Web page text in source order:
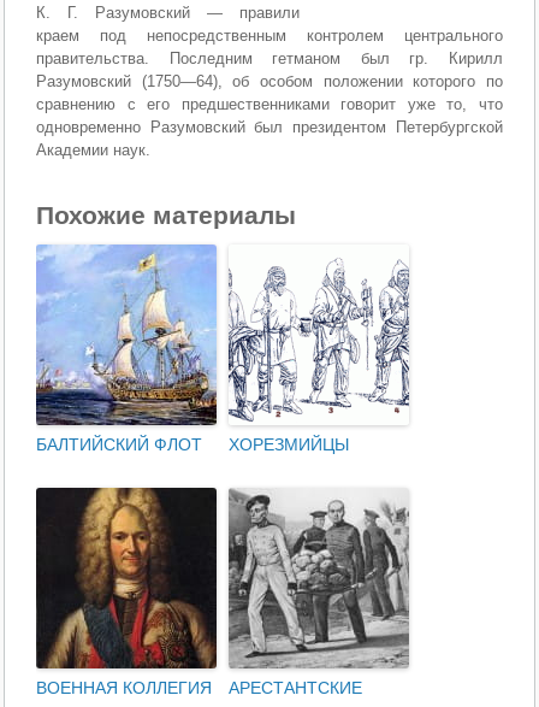
К. Г. Разумовский — правили
краем под непосредственным контролем центрального
правительства. Последним гетманом был гр. Кирилл
Разумовский (1750—64), об особом положении которого по
сравнению с его предшественниками говорит уже то, что
одновременно Разумовский был президентом Петербургской
Академии наук.
Похожие материалы
БАЛТИЙСКИЙ ФЛОТ ХОРЕЗМИЙЦЫ
ВОЕННАЯ КОЛЛЕГИЯ
АРЕСТАНТСКИЕ